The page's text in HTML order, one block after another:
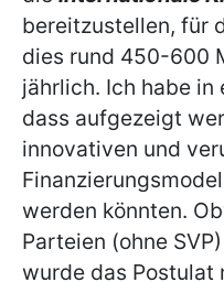
bereitzustellen, für
dies rund 450-600
jährlich. Ich habe
dass aufgezeigt
innovativen und
werden könnten.
Parteien (ohne
wurde das Postulat